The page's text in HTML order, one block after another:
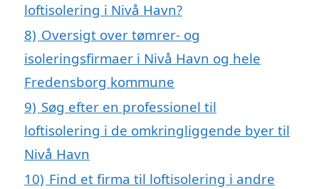
loftisolering i Nivå Havn?
8) Oversigt over tømrer- og
isoleringsfirmaer i Nivå Havn og hele
Fredensborg kommune
9) Søg efter en professionel til
loftisolering i de omkringliggende byer til
Nivå Havn
10) Find et firma til loftisolering i andre